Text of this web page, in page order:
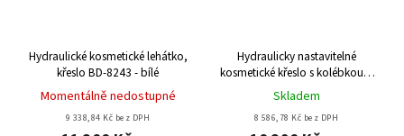
Hydraulické kosmetické lehátko,
křeslo BD-8243 - bílé
Momentálně nedostupné
9 338,84 Kč bez DPH
Hydraulicky nastavitelné
kosmetické křeslo s kolébkou A
210D bílé
Skladem
8 586,78 Kč bez DPH